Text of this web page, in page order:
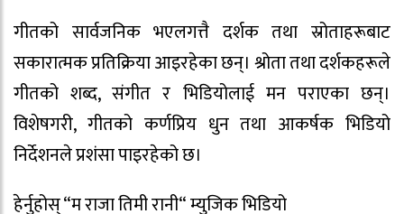
गीतको सार्वजनिक भएलगत्तै दर्शक तथा स्रोताहरूबाट
सकारात्मक प्रतिक्रिया आइरहेका छन्। श्रोता तथा दर्शकहरूले
गीतको शब्द, संगीत र भिडियोलाई मन पराएका छन्।
विशेषगरी, गीतको कर्णप्रिय धुन तथा आकर्षक भिडियो
निर्देशनले प्रशंसा पाइरहेको छ।
हेर्नुहोस् “म राजा तिमी रानी“ म्युजिक भिडियो